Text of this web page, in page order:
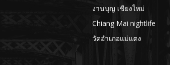
งานบุญ เชียงใหม่
Chiang Mai nightlife
วัดอำเภอแม่แตง